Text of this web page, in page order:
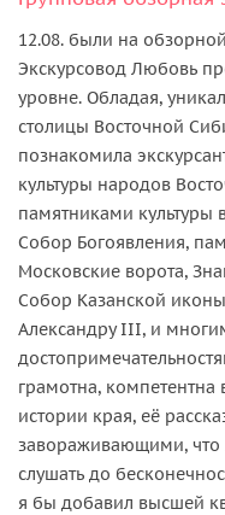
12.08. были на
Экскурсовод Любовь
уровне. Обладая,
столицы Восточной
познакомила
культуры народов
памятниками культуры
Собор Богоявления,
Московские ворота,
Собор Казанской
Александру III, и
грамотна, компетентна
истории края, её
завораживающими, что
слушать до
я бы добавил высшей